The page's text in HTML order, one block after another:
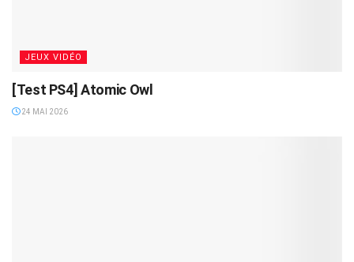
JEUX VIDÉO
[Test PS4] Atomic Owl
24 MAI 2026